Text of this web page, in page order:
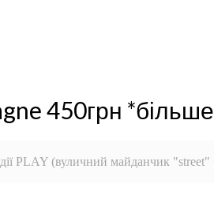
450грн
PLAY (вуличний майданчик "street"